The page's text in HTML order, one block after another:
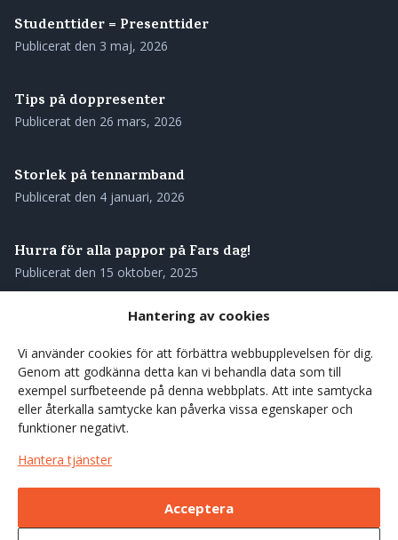
Hantering av cookies
Vi använder cookies för att förbättra webbupplevelsen för dig.
Genom att godkänna detta kan vi behandla data som till
exempel surfbeteende på denna webbplats. Att inte samtycka
eller återkalla samtycke kan påverka vissa egenskaper och
funktioner negativt.
Hantera tjänster
Acceptera
Studenttider = Presenttider
Publicerat den 3 maj, 2026
Tips på doppresenter
Publicerat den 26 mars, 2026
Storlek på tennarmband
Publicerat den 4 januari, 2026
Hurra för alla pappor på Fars dag!
Publicerat den 15 oktober, 2025
Skötselråd för ditt tennarmband
Publicerat den28 augusti, 2025
Våra tennarmband – genuint svenskt hantverk med
rötterna i norr
Förgyll sommarens kaffestunder med en träkåsa
7 juni, 2025